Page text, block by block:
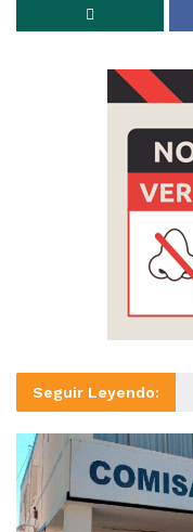
Seguir Leyendo: